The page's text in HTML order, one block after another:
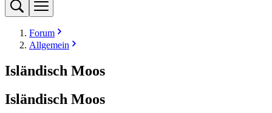
Forum
Allgemein
Isländisch Moos
Isländisch Moos